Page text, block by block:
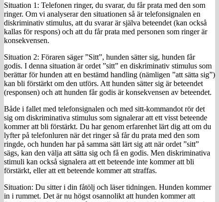
Situation 1: Telefonen ringer, du svarar, du får prata med den som
ringer. Om vi analyserar den situationen så är telefonsignalen en
diskriminativ stimulus, att du svarar är själva beteendet (kan också
kallas för respons) och att du får prata med personen som ringer är
konsekvensen.
Situation 2: Föraren säger ”Sitt”, hunden sätter sig, hunden får
godis. I denna situation är ordet ”sitt” en diskriminativ stimulus som
berättar för hunden att en bestämd handling (nämligen ”att sätta sig”)
kan bli förstärkt om den utförs. Att hunden sätter sig är beteendet
(responsen) och att hunden får godis är konsekvensen av beteendet.
Både i fallet med telefonsignalen och med sitt-kommandot rör det
sig om diskriminativa stimulus som signalerar att ett visst beteende
kommer att bli förstärkt. Du har genom erfarenhet lärt dig att om du
lyfter på telefonluren när det ringer så får du prata med den som
ringde, och hunden har på samma sätt lärt sig att när ordet ”sitt”
sägs, kan den välja att sätta sig och få en godis. Men diskriminativa
stimuli kan också signalera att ett beteende inte kommer att bli
förstärkt, eller att ett beteende kommer att straffas.
Situation: Du sitter i din fåtölj och läser tidningen. Hunden kommer
in i rummet. Det är nu högst osannolikt att hunden kommer att